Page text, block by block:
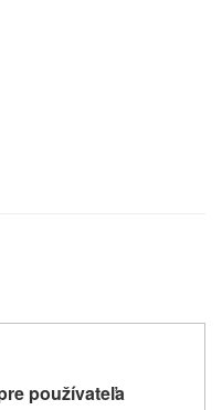
používateľa